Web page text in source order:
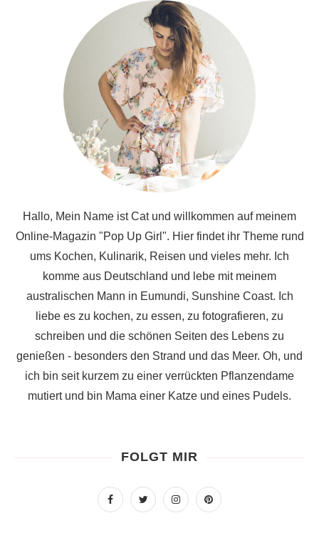
Hallo, Mein Name ist Cat und willkommen auf meinem
Online-Magazin "Pop Up Girl". Hier findet ihr Theme rund
ums Kochen, Kulinarik, Reisen und vieles mehr. Ich
komme aus Deutschland und lebe mit meinem
australischen Mann in Eumundi, Sunshine Coast. Ich
liebe es zu kochen, zu essen, zu fotografieren, zu
schreiben und die schönen Seiten des Lebens zu
genießen - besonders den Strand und das Meer. Oh, und
ich bin seit kurzem zu einer verrückten Pflanzendame
mutiert und bin Mama einer Katze und eines Pudels.
FOLGT MIR